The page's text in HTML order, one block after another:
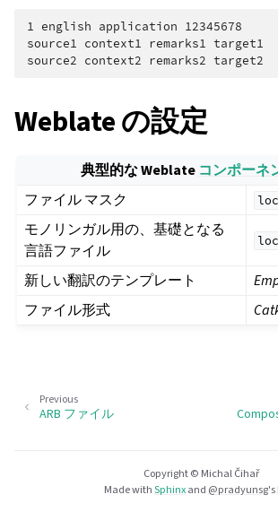
1 english application 12345678
source1 context1 remarks1 target1
Weblate の設定
典型的な Weblate コンポーネ
ファイル マスク
モノリンガル用の、基礎となる
言語ファイル
新しい翻訳のテンプレート
ファイル形式
Previous
ARB ファイル
Copyright © Michal Čihař
Made withSphinxand @pradyunsg's